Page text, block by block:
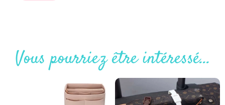
Vous pourriez être intéressé...